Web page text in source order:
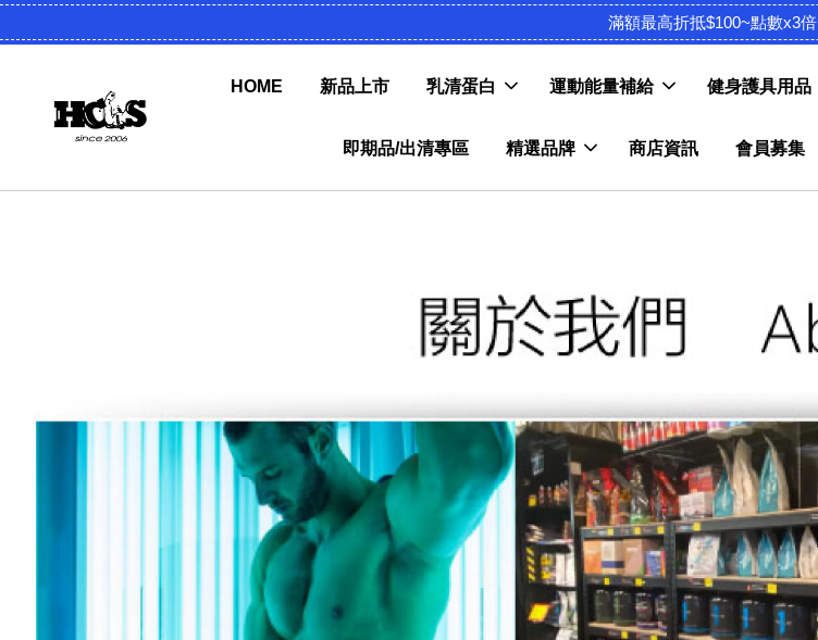
滿額最高折抵$100~點數x3倍
HOME 新品上市 乳清蛋白 運動能量補給 健身護具用品
即期品/出清專區 精選品牌 商店資訊 會員募集